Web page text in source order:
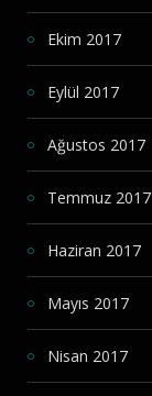
Ekim 2017
Eylül 2017
Ağustos 2017
Temmuz 2017
Haziran 2017
Mayıs 2017
Nisan 2017